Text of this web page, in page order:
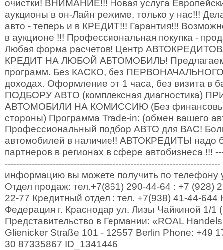
очистки! ВНИМАНИЕ!!! Новая услуга
аукционы в он-Лайн режиме, только у нас!!!
авто - теперь и в КРЕДИТ!!! Гарантия!!!
в аукционе !!! Профессиональная покупка -
Любая форма расчетов! Центр
КРЕДИТ НА ЛЮБОЙ АВТОМОБИЛЬ! Предлагаем
программ. Без КАСКО, без ПЕРВОНАЧАЛЬНОГО
доходах. Оформление от 1 часа, без визита в
ПОДБОРУ АВТО (комплексная диагностика)
АВТОМОБИЛИ НА КОМИССИЮ (Без
стороны) Программа Trade-in: (обмен вашего
Профессиональный подбор АВТО для ВАС!
автомобилей в наличие!! АВТОКРЕДИТЫ надо
партнеров в регионах в сфере автобизнеса !!!
информацию вы можете получить по телефону
Отдел продаж: тел.+7(861) 290-44-64 : +7 (928)
22-77 Кредитный отдел : тел. +7(938) 41-44-
Федерация г. Краснодар ул. Лизы Чайкиной 1/1
Представительство в Германии: «ROAL
Glienicker Straße 101 - 12557 Berlin Phone: ‎+49
30 87335867‎‏ ID_1341446